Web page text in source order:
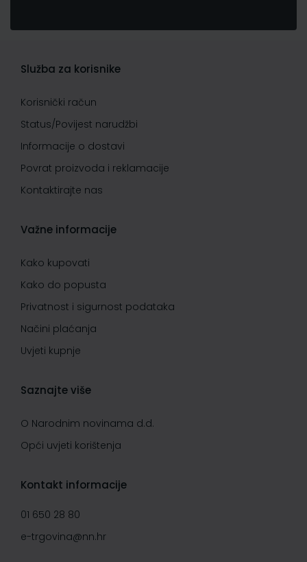
Služba za korisnike
Korisnički račun
Status/Povijest narudžbi
Informacije o dostavi
Povrat proizvoda i reklamacije
Kontaktirajte nas
Važne informacije
Kako kupovati
Kako do popusta
Privatnost i sigurnost podataka
Načini plaćanja
Uvjeti kupnje
Saznajte više
O Narodnim novinama d.d.
Opći uvjeti korištenja
Kontakt informacije
01 650 28 80
e-trgovina@nn.hr